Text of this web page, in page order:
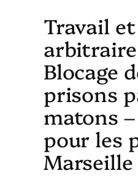
Travail et
Blocage
prisons
matons
pour les
Marseille